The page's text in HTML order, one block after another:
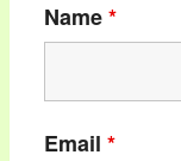
Name*
Email *